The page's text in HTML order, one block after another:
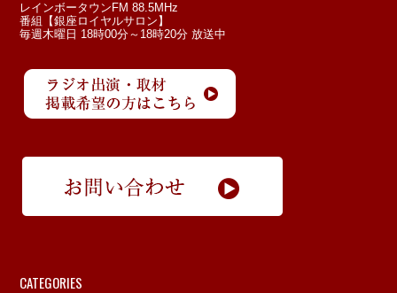
レインボータウンFM 88.5MHz
番組【銀座ロイヤルサロン】
毎週木曜日 18時00分～18時20分 放送中
CATEGORIES